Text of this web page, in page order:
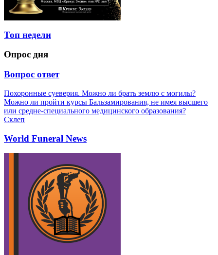
Топ недели
Опрос дня
Вопрос ответ
Похоронные суеверия. Можно ли брать землю с могилы?
Можно ли пройти курсы Бальзамирования, не имея высшего
или средне-специального медицинского образования?
Склеп
World Funeral News